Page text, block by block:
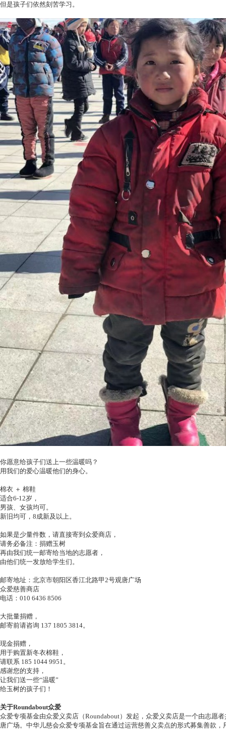
但是孩子们依然刻苦学习。
你愿意给孩子们送上一些温暖吗？
用我们的爱心温暖他们的身心。
棉衣 ＋ 棉鞋
适合6-12岁，
男孩、女孩均可。
新旧均可，8成新及以上。
如果是少量件数，请直接寄到众爱商店，
请务必备注：捐赠玉树
再由我们统一邮寄给当地的志愿者，
由他们统一发放给学生们。
邮寄地址：北京市朝阳区香江北路甲2号观唐广场
众爱慈善商店
电话：010 6436 8506
大批量捐赠，
邮寄前请咨询 137 1805 3814。
现金捐赠，
用于购置新冬衣棉鞋，
请联系 185 1044 9951。
感谢您的支持，
让我们送一些“温暖”
给玉树的孩子们！
关于Roundabout众爱
众爱专项基金由众爱义卖店（Roundabout）发起，众爱义卖店是一个由志愿
唐广场。中华儿慈会众爱专项基金旨在通过运营慈善义卖点的形式募集善款